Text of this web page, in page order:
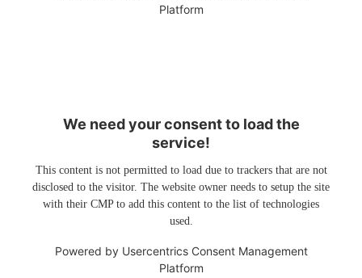
Platform
We need your consent to load the
service!
This content is not permitted to load due to trackers that are not
disclosed to the visitor. The website owner needs to setup the site
with their CMP to add this content to the list of technologies
used.
Powered by Usercentrics Consent Management
Platform